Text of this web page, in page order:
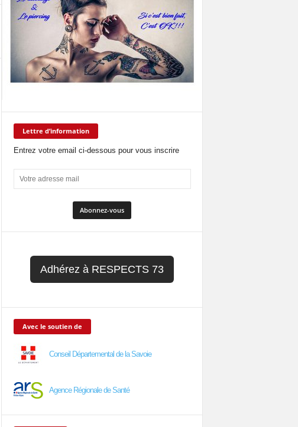
Lettre d’information
Entrez votre email ci-dessous pour vous inscrire
Adhérez à RESPECTS 73
Avec le soutien de
Conseil Départemental de la Savoie
Agence Régionale de Santé